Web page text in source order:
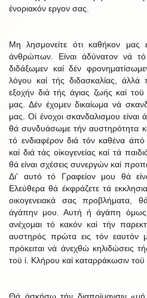
ένοριακόν εργον σας.
Μη λησμονείτε ότι καθήκον μας
άνθρώπων. Είναι άδύνατον νά
διδάξωμεν καί δέν
λόγου καί τής διδασκαλίας,
εξοχήν διά τής άγιας ζωής καί τοϋ
μας. Δέν έχομεν δικαίωμα νά
μας. Οί ένοχοι σκανδαλισμου είναι
θά συνδυάσωμε τήν αυστηρότητα
τό ενδιαφέρον διά τόν καθένα
καί διά τάς οίκογενείας καί τά
θά είναι σχέσεις συνεργών καί
Δι' αυτό τό Γραφείον μου θά
Ελεύθερα θά έκφράζετε τά
οικογενειακά σας προβλήματα,
άγάπην μου. Αυτή ή άγάπη όμως
ανέχομαι τό κακόν καί τήν
αυστηρός πρώτα εις τόν εαυτόν
πρόκειται νά άνεχθώ κηλιδώσεις
τοϋ ί. Κλήρου καί καταρράκωσιν τοϋ